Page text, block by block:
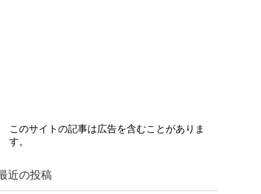
このサイトの記事は広告を含むことがありま
す。
近の投稿